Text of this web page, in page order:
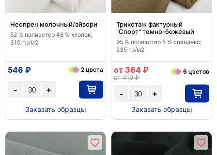
Неопрен молочный/айвори
52 % полиэстер 48 % хлопок;
310 гр/м2
+
-
546 ₽ 2 цвета
Заказать образцы
Трикотаж фактурный
"Спорт" темно-бежевый
95 % полиэстер 5 % спандекс;
235 гр/м2
+
-
от 364 ₽
от 419 ₽
6 цветов
Заказать образцы